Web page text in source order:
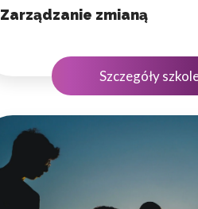
Zarządzanie zmianą
Szczegóły